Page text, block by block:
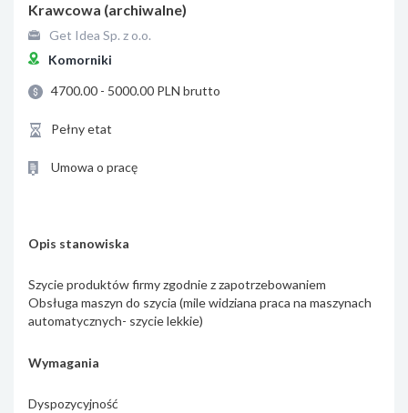
Krawcowa (archiwalne)
Get Idea Sp. z o.o.
Komorniki
4700.00 - 5000.00 PLN brutto
Pełny etat
Umowa o pracę
Opis stanowiska
Szycie produktów firmy zgodnie z zapotrzebowaniem
Obsługa maszyn do szycia (mile widziana praca na maszynach
automatycznych- szycie lekkie)
Wymagania
Dyspozycyjność